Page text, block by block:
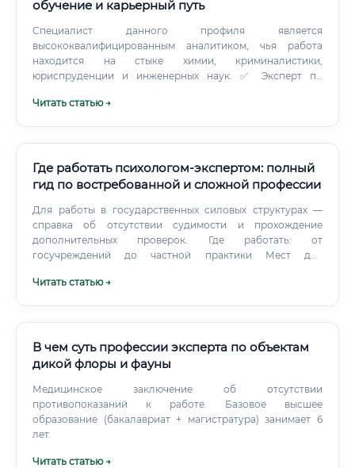
обучение и карьерный путь
Специалист данного профиля является
высококвалифицированным аналитиком, чья работа
находится на стыке химии, криминалистики,
юриспруденции и инженерных наук. ✅ Эксперт по
проводит физико-химические, хроматографические,
целях решения задач, поставленных судами,
следственными органами, прокуратурой, таможней и
Читать статью →
Где работать психологом-экспертом: полный
гид по востребованной и сложной профессии
Для работы в государственных силовых структурах —
справка об отсутствии судимости и прохождение
дополнительных проверок. Где работать: от
госучреждений до частной практики Мест для
много, и они сильно различаются по специфике работы и
Читать статью →
В чем суть профессии эксперта по объектам
дикой флоры и фауны
Медицинское заключение об отсутствии
противопоказаний к работе. Базовое высшее
образование (бакалавриат + магистратура) занимает 6
лет.
Читать статью →